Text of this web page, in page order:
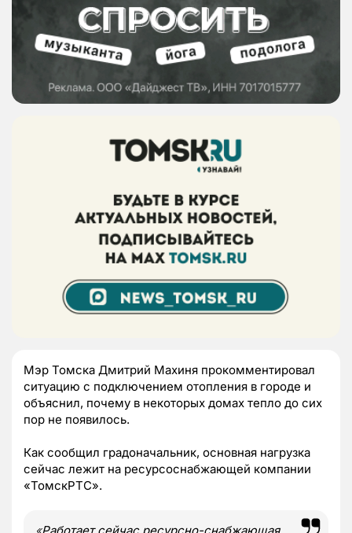
Мэр Томска Дмитрий Махиня прокомментировал
ситуацию с подключением отопления в городе и
объяснил, почему в некоторых домах тепло до сих
пор не появилось.
Как сообщил градоначальник, основная нагрузка
сейчас лежит на ресурсоснабжающей компании
«ТомскРТС».
«Работает сейчас ресурсно-снабжающая